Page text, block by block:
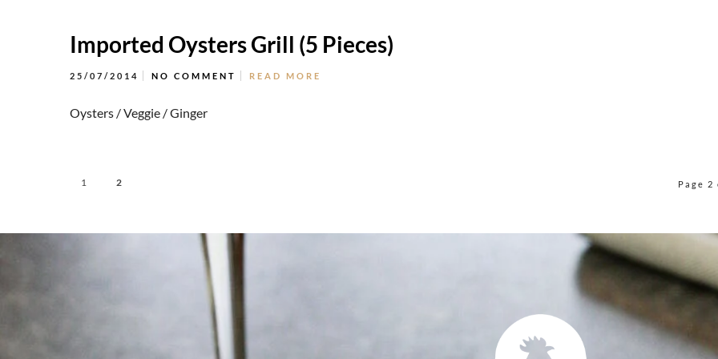
Imported Oysters Grill (5 Pieces)
25/07/2014 NO COMMENT READ MORE
Oysters / Veggie / Ginger
1 2 Page 2
À PROPOS
RÉSERVER